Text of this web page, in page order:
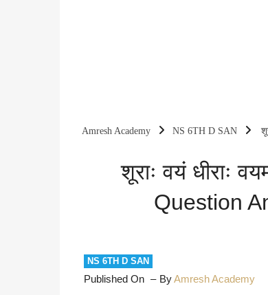
Amresh Academy NS 6TH D SAN
शूराः वयं धीराः
Question
NS 6TH D SAN
Published On ByAmresh Academy